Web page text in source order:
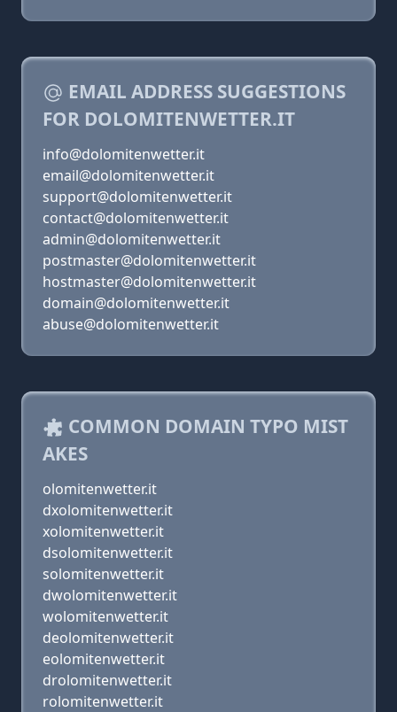
EMAIL ADDRESS SUGGESTIONS
FOR DOLOMITENWETTER.IT
info@dolomitenwetter.it
email@dolomitenwetter.it
support@dolomitenwetter.it
contact@dolomitenwetter.it
admin@dolomitenwetter.it
postmaster@dolomitenwetter.it
hostmaster@dolomitenwetter.it
domain@dolomitenwetter.it
abuse@dolomitenwetter.it
COMMON DOMAIN TYPO MIST
AKES
olomitenwetter.it
dxolomitenwetter.it
xolomitenwetter.it
dsolomitenwetter.it
solomitenwetter.it
dwolomitenwetter.it
wolomitenwetter.it
deolomitenwetter.it
eolomitenwetter.it
drolomitenwetter.it
rolomitenwetter.it